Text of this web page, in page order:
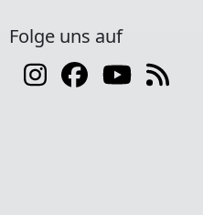
Folge uns auf